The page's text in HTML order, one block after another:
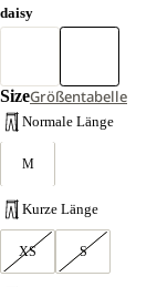
daisy
SizeGrößentabelle
Normale Länge
M
Kurze Länge
XS S